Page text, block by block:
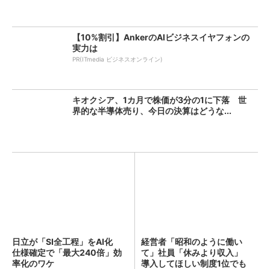
【10%割引】AnkerのAIビジネスイヤフォンの
実力は
PR(ITmedia ビジネスオンライン)
キオクシア、1カ月で株価が3分の1に下落 世
界的な半導体売り、今日の決算はどうな...
日立が「SI全工程」をAI化
仕様確定で「最大240倍」効
率化のワケ
経営者「昭和のように働い
て」社員「休みより収入」
導入してほしい制度1位でも